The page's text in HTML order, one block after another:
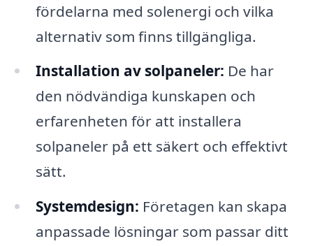
fördelarna med solenergi och vilka
alternativ som finns tillgängliga.
Installation av solpaneler: De har
den nödvändiga kunskapen och
erfarenheten för att installera
solpaneler på ett säkert och effektivt
sätt.
Systemdesign: Företagen kan skapa
anpassade lösningar som passar ditt